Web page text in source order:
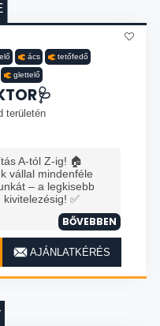
ács tetőfedő
glettelő
területén
A-tól Z-ig! 🏠
vállal mindenféle
– a legkisebb
✅
BŐVEBBEN
AJÁNLATKÉRÉS